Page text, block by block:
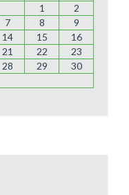
1
2
7 8
9
14 15
16
21 22
23
28 29
30